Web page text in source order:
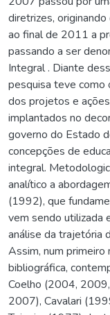
diretrizes,
ao final de 2011 a
passando a ser
Integral . Diante
pesquisa teve como
dos projetos e
implantados no
governo do Estado
concepções de
integral.
analítico a
(1992), que
vem sendo utilizada
análise da trajetória
Assim, num
bibliográfica,
Coelho (2004,
2007), Cavalari